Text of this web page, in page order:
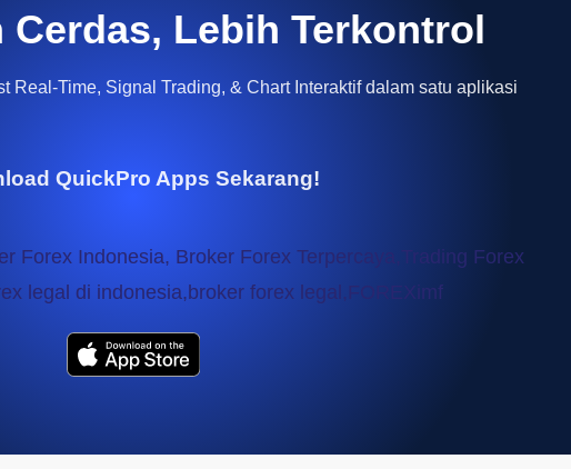
Cerdas, Lebih Terkontrol
Real-Time, Signal Trading, & Chart Interaktif dalam satu aplikasi
QuickPro Apps Sekarang!